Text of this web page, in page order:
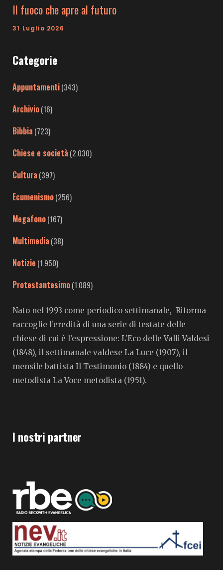
Il fuoco che apre al futuro
31 Luglio 2026
Categorie
Appuntamenti(343)
Archivio(16)
Bibbia (723)
Chiese e società (2.030)
Cultura (397)
Ecumenismo(256)
Megafono(167)
Multimedia (38)
Notizie (1.950)
Protestantesimo(1.089)
Nato nel 1993 come periodico settimanale, Riforma
raccoglie l’eredità di una serie di testate delle
chiese di cui è l’espressione: L’Eco delle Valli Valdesi
(1848), il settimanale valdese La Luce (1907), il
mensile battista Il Testimonio (1884) e quello
metodista La Voce metodista (1951).
I nostri partner